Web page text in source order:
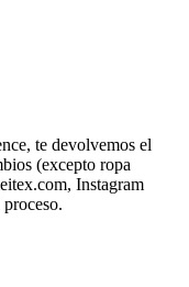
te devolvemos el
(excepto ropa
Instagram